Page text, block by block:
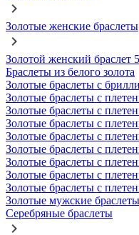
Золотые женские браслеты
Золотой женский браслет
Браслеты из белого золота
Золотые браслеты с
Золотые браслеты с
Золотые браслеты с
Золотые браслеты с
Золотые браслеты с
Золотые браслеты с
Золотые браслеты с
Золотые браслеты с
Золотые браслеты с
Золотые мужские браслеты
Серебряные браслеты